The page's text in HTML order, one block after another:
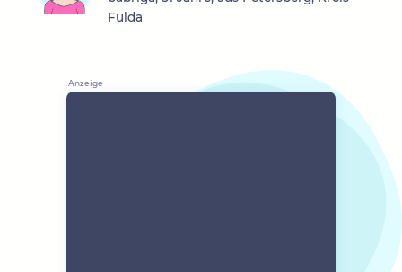
Fulda